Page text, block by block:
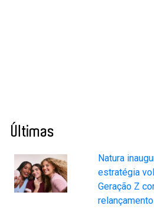
Últimas
Natura
estratégia
Geração Z